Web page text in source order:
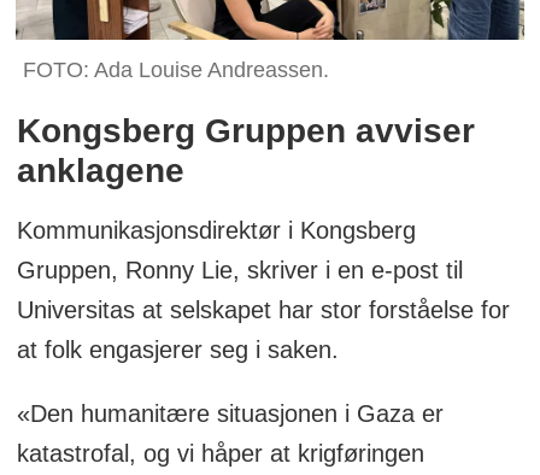
FOTO: Ada Louise Andreassen.
Kongsberg Gruppen avviser
anklagene
Kommunikasjonsdirektør i Kongsberg
Gruppen, Ronny Lie, skriver i en e-post til
Universitas at selskapet har stor forståelse for
at folk engasjerer seg i saken.
«Den humanitære situasjonen i Gaza er
katastrofal, og vi håper at krigføringen